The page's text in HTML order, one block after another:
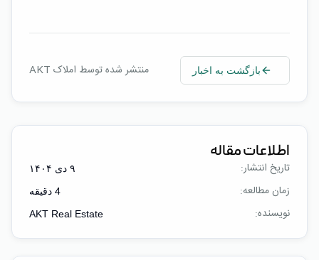
بازگشت به اخبار منتشر شده توسط املاک AKT
اطلاعات مقاله
تاریخ انتشار: ۹ دی ۱۴۰۴
زمان مطالعه: 4 دقیقه
نویسنده: AKT Real Estate